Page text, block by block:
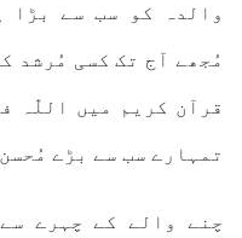
والدہ کو سب سے بڑا
مُجھے آج تک کسی مُرشد
قرآن کریم میں اللّٰہ
تمہارے سب سے بڑے
چنے والے کے چہرے